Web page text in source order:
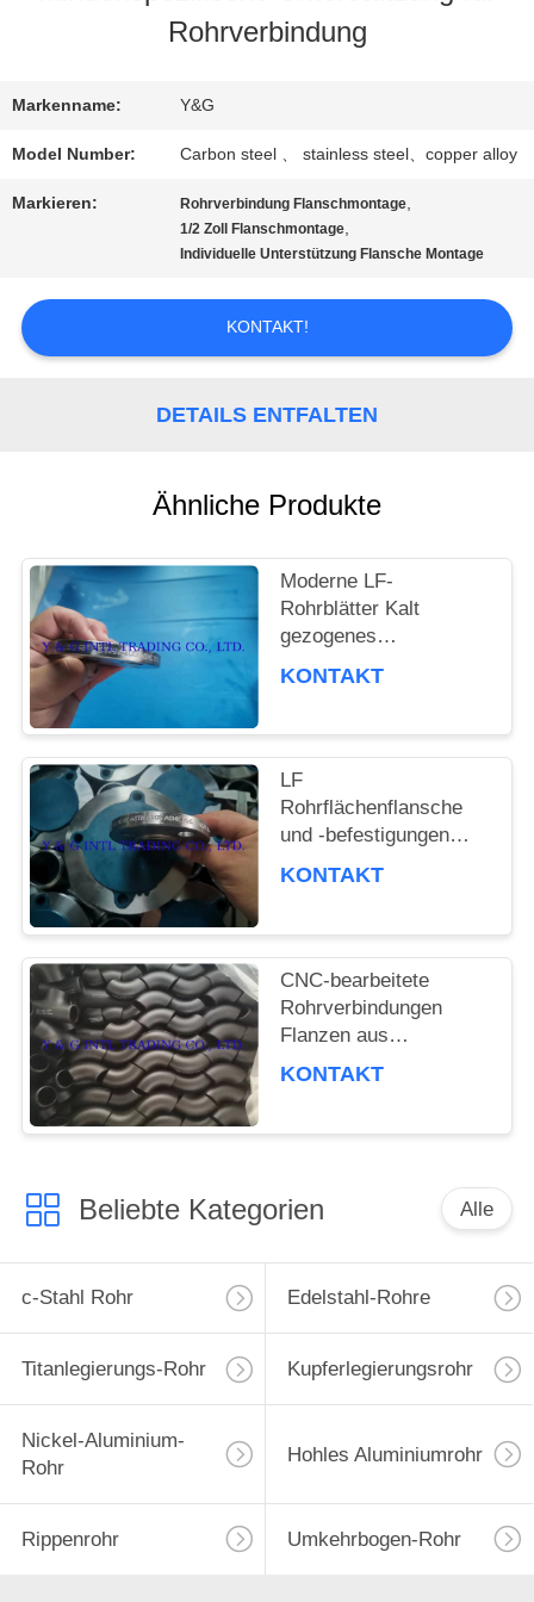
QUALITÄTSKONTROLLE
IN
FÄLLE
Rohrverbindung
Markenname: Y&G
Model Number: Carbon steel 、 stainless steel、copper alloy
Markieren: Rohrverbindung Flanschmontage,
1/2 Zoll Flanschmontage,
Individuelle Unterstützung Flansche Montage
KONTAKT!
DETAILS ENTFALTEN
Ähnliche Produkte
Moderne LF-
Rohrblätter Kalt
gezogenes
KONTAKT
LF
Rohrflächenflansche
und -befestigungen
wesentliche
KONTAKT
CNC-bearbeitete
Rohrverbindungen
Flanzen aus
Kohlenstoffstahl
KONTAKT
Beliebte Kategorien Alle
c-Stahl Rohr Edelstahl-Rohre
Titanlegierungs-Rohr Kupferlegierungsrohr
Nickel-Aluminium-
Rohr
Hohles Aluminiumrohr
Rippenrohr Umkehrbogen-Rohr